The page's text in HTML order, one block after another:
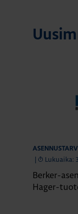
|
Lukuaika:
Berker-
Hager-